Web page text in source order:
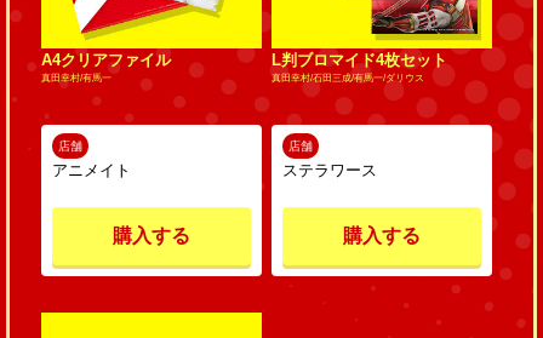
A4クリアファイル
真田幸村/有馬一
店舗
アニメイト
購入する
L判ブロマイド4枚セット
真田幸村/石田三成/有馬一/ダリウス
店舗
ステラワース
購入する